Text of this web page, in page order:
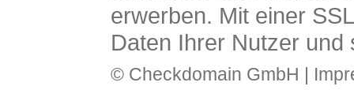
erwerben. Mit einer
Daten Ihrer Nutzer und
© Checkdomain GmbH |